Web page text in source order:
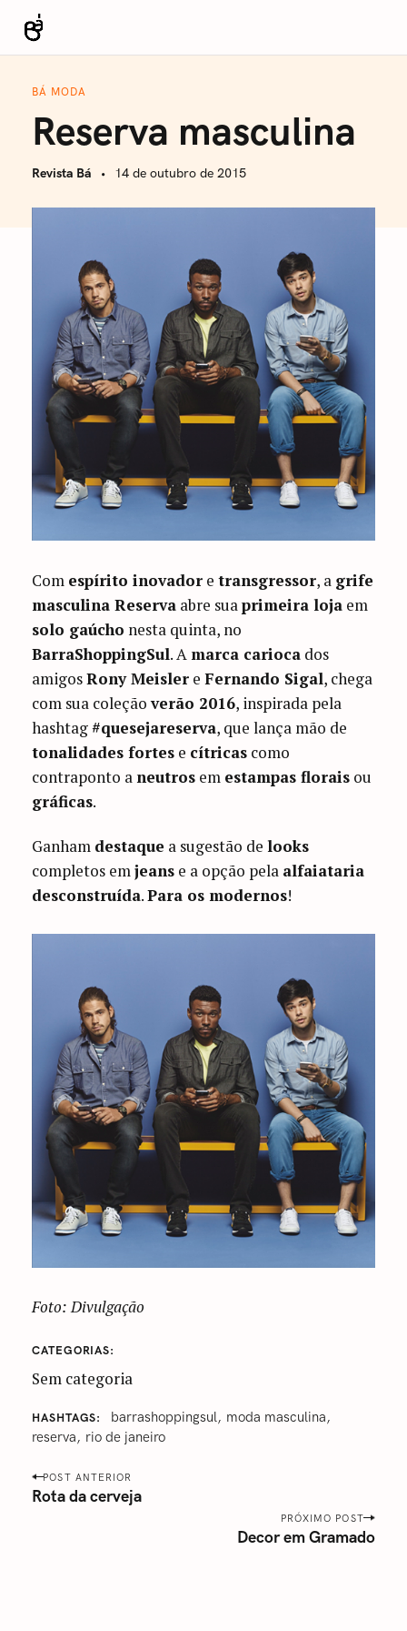
i
Revista Bá
BÁ MODA
Reserva masculina
Revista Bá 14 de outubro de 2015
Com espírito inovador etransgressor, a grife
masculina Reserva abre suaprimeira loja em
solo gaúcho nesta quinta, no
BarraShoppingSul. Amarca carioca dos
amigosRony Meisler eFernando Sigal, chega
com sua coleçãoverão 2016, inspirada pela
hashtag‪#‎quesejareserva‬, que lança mão de
tonalidades fortes e cítricas como
contraponto aneutros em estampas florais ou
gráficas.
Ganham destaque a sugestão delooks
completos emjeans e a opção pela alfaiataria
desconstruída.Para os modernos!
Foto: Divulgação
CATEGORIAS
Sem categoria
HASHTAGS ‪barrashoppingsul‬
‎moda masculina‬
reserva
‎rio de janeiro‬
P
o
POST ANTERIOR
Rota da cerveja
PRÓXIMO POST
Decor em Gramado